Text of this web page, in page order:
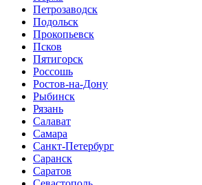
Петрозаводск
Подольск
Прокопьевск
Псков
Пятигорск
Россошь
Ростов-на-Дону
Рыбинск
Рязань
Салават
Самара
Санкт-Петербург
Саранск
Саратов